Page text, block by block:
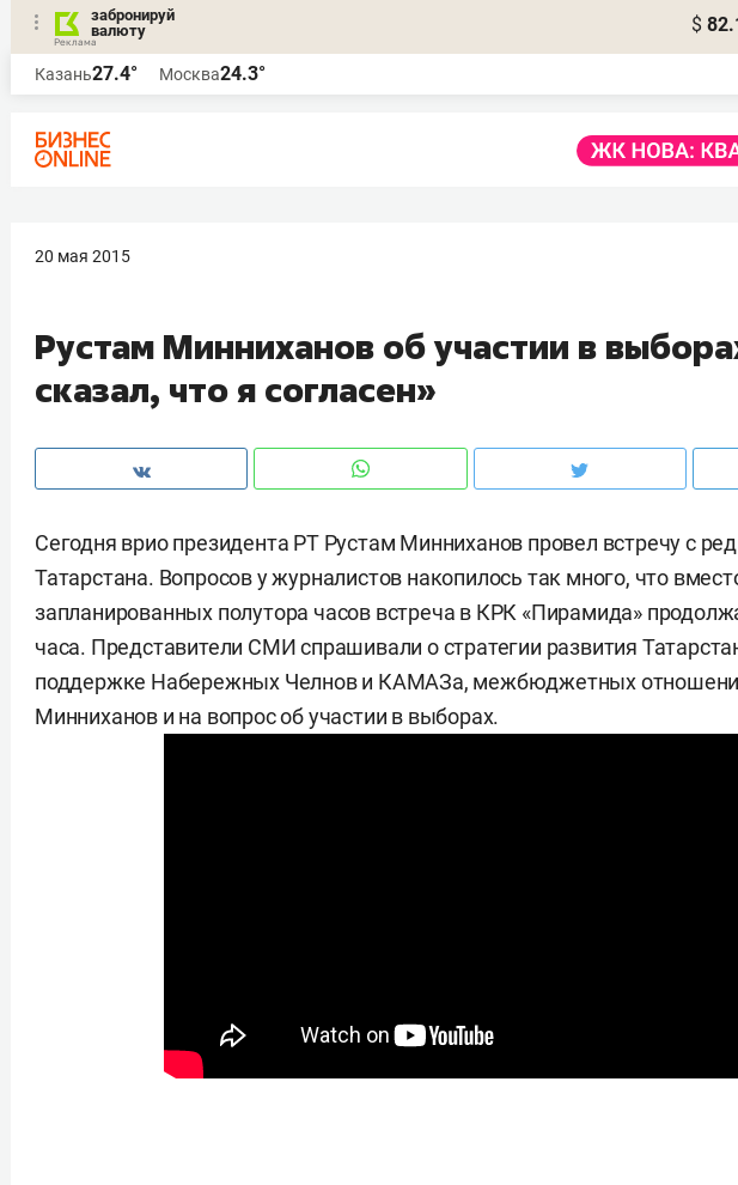
забронируй
валюту
$
Казань27.4° Москва24.3°
20 мая 2015
Рустам Минниханов об участии в
сказал, что я согласен»
Сегодня врио президента РТ Рустам Минниханов провел встречу с
Татарстана. Вопросов у журналистов накопилось так много, что
запланированных полутора часов встреча в КРК «Пирамида»
часа. Представители СМИ спрашивали о стратегии развития
поддержке Набережных Челнов и КАМАЗа, межбюджетных
Минниханов и на вопрос об участии в выборах.